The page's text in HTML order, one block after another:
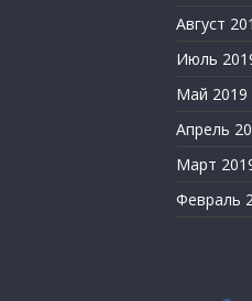
Август
Июль
Май 2019
Апрель
Март
Февраль